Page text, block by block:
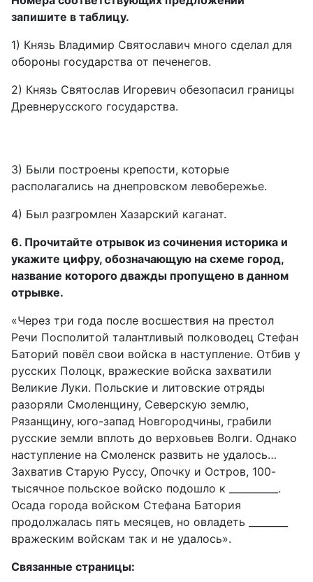
запишите в таблицу.
1) Князь Владимир Святославич много сделал для
обороны государства от печенегов.
2) Князь Святослав Игоревич обезопасил границы
Древнерусского государства.
3) Были построены крепости, которые
располагались на днепровском левобережье.
4) Был разгромлен Хазарский каганат.
6. Прочитайте отрывок из сочинения историка и
укажите цифру, обозначающую на схеме город,
название которого дважды пропущено в данном
отрывке.
«Через три года после восшествия на престол
Речи Посполитой талантливый полководец Стефан
Баторий повёл свои войска в наступление. Отбив у
русских Полоцк, вражеские войска захватили
Великие Луки. Польские и литовские отряды
разоряли Смоленщину, Северскую землю,
Рязанщину, юго-запад Новгородчины, грабили
русские земли вплоть до верховьев Волги. Однако
наступление на Смоленск развить не удалось…
Захватив Старую Руссу, Опочку и Остров, 100-
тысячное польское войско подошло к __________.
Осада города войском Стефана Батория
продолжалась пять месяцев, но овладеть ________
вражеским войскам так и не удалось».
Связанные страницы: